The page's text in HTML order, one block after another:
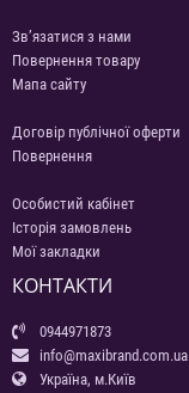
Зв’язатися з нами
Повернення товару
Мапа сайту
Договір публічної оферти
Повернення
Особистий кабінет
Історія замовлень
Мої закладки
КОНТАКТИ
0944971873
info@maxibrand.com.ua
Україна, м.Київ